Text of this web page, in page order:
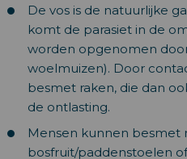
De vos is de natuurlijke
komt de parasiet in de
worden opgenomen
woelmuizen). Door
besmet raken, die dan
de ontlasting.
Mensen kunnen besmet
bosfruit/paddenstoelen